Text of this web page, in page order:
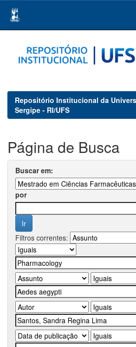
navigation
Repositório Institucional da
Sergipe - RI/UFS
Página de Busca
Buscar em:
por
Filtros correntes: